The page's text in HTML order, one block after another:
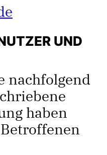
UND
nachfolgend
haben